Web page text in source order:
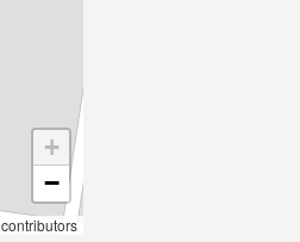
+
−
contributors